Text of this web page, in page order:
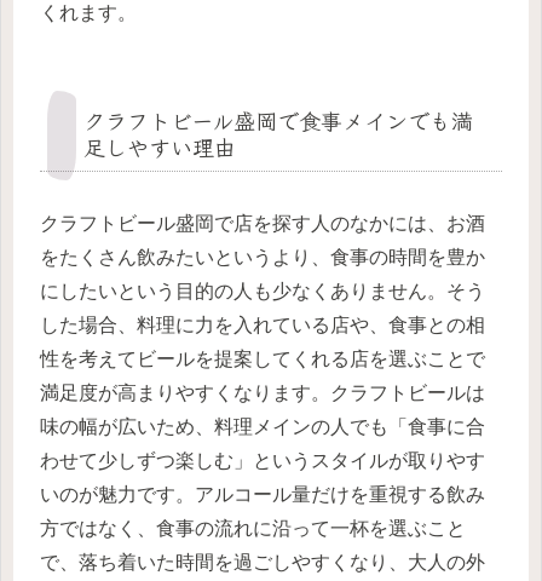
くれます。
クラフトビール盛岡で食事メインでも満
足しやすい理由
クラフトビール盛岡で店を探す人のなかには、お酒
をたくさん飲みたいというより、食事の時間を豊か
にしたいという目的の人も少なくありません。そう
した場合、料理に力を入れている店や、食事との相
性を考えてビールを提案してくれる店を選ぶことで
満足度が高まりやすくなります。クラフトビールは
味の幅が広いため、料理メインの人でも「食事に合
わせて少しずつ楽しむ」というスタイルが取りやす
いのが魅力です。アルコール量だけを重視する飲み
方ではなく、食事の流れに沿って一杯を選ぶこと
で、落ち着いた時間を過ごしやすくなり、大人の外